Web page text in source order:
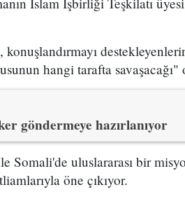
hangi tarafta
göndermeye hazırlanıyor
Somali'de uluslararası bir
öne çıkıyor.